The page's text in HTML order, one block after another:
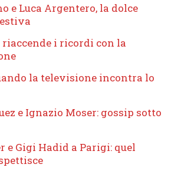
e Luca Argentero, la dolce
riaccende i ricordi con la
la televisione incontra lo
e Ignazio Moser: gossip sotto
e Gigi Hadid a Parigi: quel